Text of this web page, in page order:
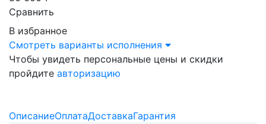
Сравнить
В избранное
Смотреть варианты исполнения
Чтобы увидеть персональные цены и скидки
пройдите авторизацию
ОписаниеОплатаДоставкаГарантия